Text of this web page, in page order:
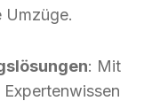
Umzüge.
: Mit